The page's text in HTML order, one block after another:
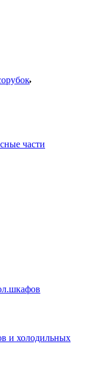
части
и холодильных